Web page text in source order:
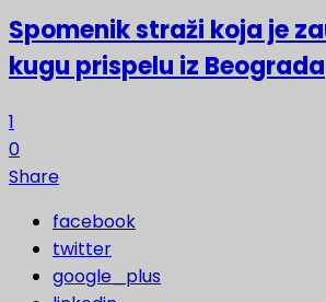
Spomenik straži koja je
kugu prispelu iz Beograda
1
0
Share
facebook
twitter
google_plus